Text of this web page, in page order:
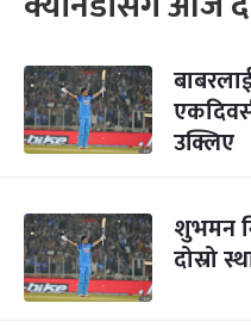
उक्लिए
शुभमन
दोस्रो